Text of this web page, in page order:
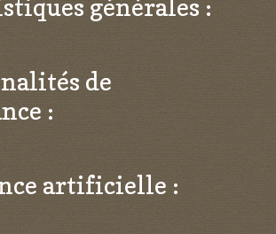
générales :
de
:
artificielle :